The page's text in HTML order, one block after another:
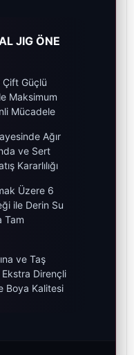
JIG ÖNE
Güçlü
Maksimum
Mücadele
Ağır
ve Sert
Kararlılığı
Üzere 6
ile Derin Su
Tam
ve Taş
Ekstra Dirençli
Boya Kalitesi